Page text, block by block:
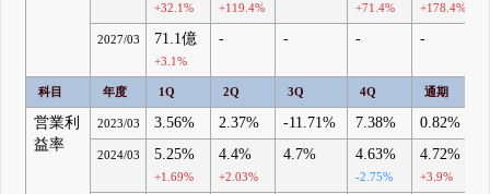
+32.1% +119.4% +71.4% +178.4%
2027/03 71.1億
+3.1%
- - - -
科目 年度 1Q 2Q 3Q 4Q 通期
営業利
益率
2023/03 3.56% 2.37% -11.71% 7.38% 0.82%
2024/03 5.25%
+1.69%
4.4%
+2.03%
4.7% 4.63%
-2.75%
4.72%
+3.9%